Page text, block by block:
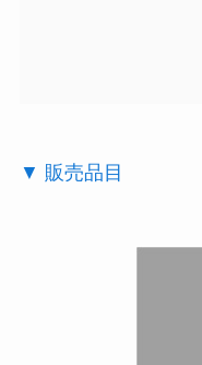
▼ 販売品目